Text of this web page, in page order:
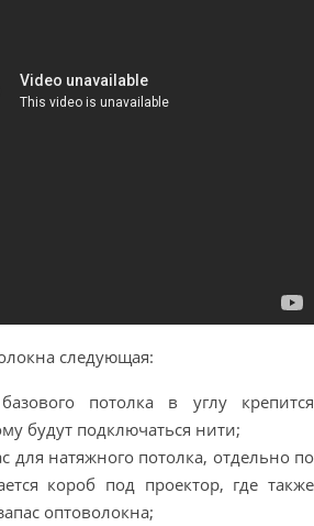
следующая:
потолка в углу крепится
будут подключаться нити;
для натяжного потолка, отдельно по
короб под проектор, где также
оптоволокна;